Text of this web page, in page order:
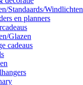
Standaards/Windlichten
en planners
Glazen
cadeaus